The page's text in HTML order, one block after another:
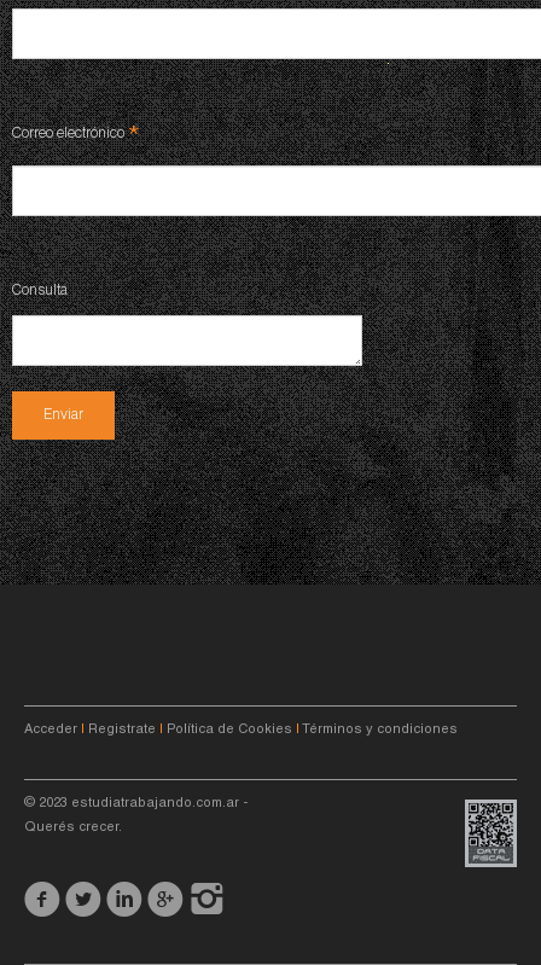
Correo electrónico*
Consulta
Acceder Registrate Política de Cookies Términos y condiciones
© 2023 estudiatrabajando.com.ar -
Querés crecer.